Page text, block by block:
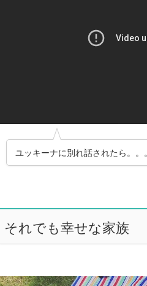
ユッキーナに別れ話されたら。。。
それでも幸せな家族